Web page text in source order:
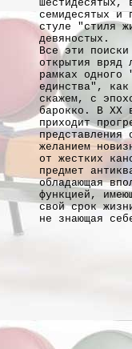
шестидесятых,
семидесятых и
стуле "стиля
девяностых.
Все эти
открытия вряд
рамках одного
единства",
скажем, с
барокко. В ХХ
приходит
представления
желанием
от жестких
предмет
обладающая
функцией,
свой срок
не знающая